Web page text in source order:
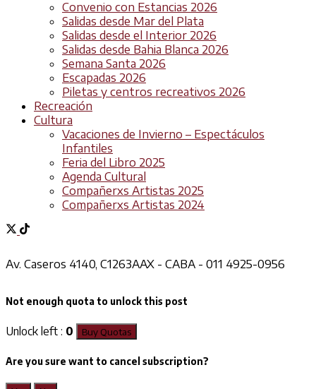
Convenio con Estancias 2026
Salidas desde Mar del Plata
Salidas desde el Interior 2026
Salidas desde Bahia Blanca 2026
Semana Santa 2026
Escapadas 2026
Piletas y centros recreativos 2026
Recreación
Cultura
Vacaciones de Invierno – Espectáculos
Infantiles
Feria del Libro 2025
Agenda Cultural
Compañerxs Artistas 2025
Compañerxs Artistas 2024
Av. Caseros 4140, C1263AAX - CABA - 011 4925-0956
Not enough quota to unlock this post
Unlock left : 0 Buy Quotas
Are you sure want to cancel subscription?